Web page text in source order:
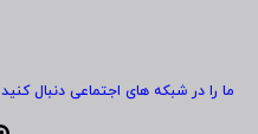
ما را در شبکه های اجتماعی دنبال کنید